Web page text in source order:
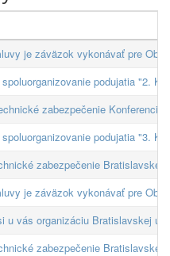
je záväzok vykonávať pre
podujatia "2.
zabezpečenie Konferencie
podujatia "3.
zabezpečenie Bratislavskej
je záväzok vykonávať pre
u vás organizáciu Bratislavskej
zabezpečenie Bratislavskej